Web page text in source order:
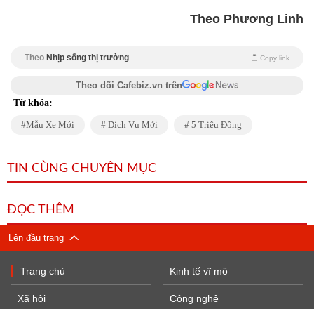
Theo Phương Linh
Theo Nhịp sống thị trường Copy link
Theo dõi Cafebiz.vn trên
Từ khóa:
Mẫu Xe Mới Dịch Vụ Mới 5 Triệu Đồng
TIN CÙNG CHUYÊN MỤC
ĐỌC THÊM
Lên đầu trang
Trang chủ
Xã hội
Kinh tế vĩ mô
Công nghệ